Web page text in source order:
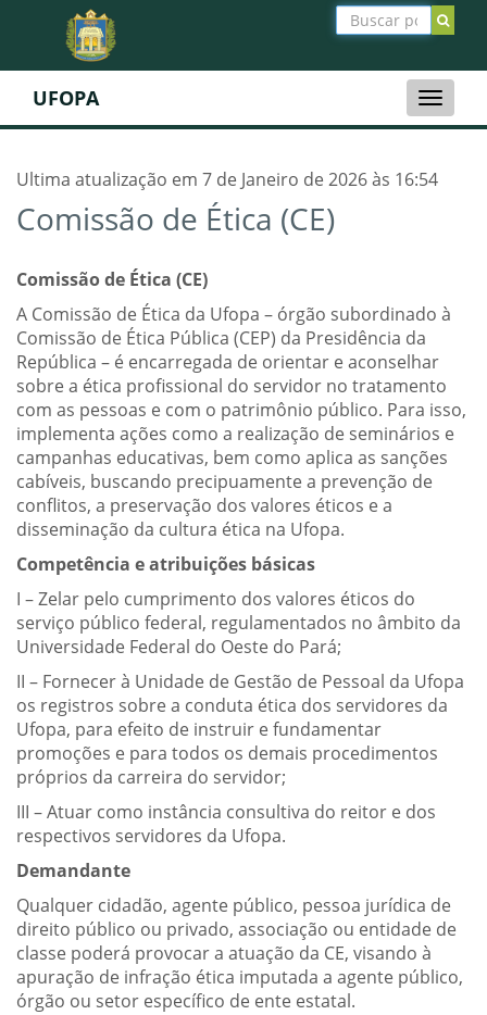
Toggle
UFOPA
Ultima atualização em 7 de Janeiro de 2026 às 16:54
Comissão de Ética (CE)
Comissão de Ética (CE)
A Comissão de Ética da Ufopa – órgão subordinado à
Comissão de Ética Pública (CEP) da Presidência da
República – é encarregada de orientar e aconselhar
sobre a ética profissional do servidor no tratamento
com as pessoas e com o patrimônio público. Para isso,
implementa ações como a realização de seminários e
campanhas educativas, bem como aplica as sanções
cabíveis, buscando precipuamente a prevenção de
conflitos, a preservação dos valores éticos e a
disseminação da cultura ética na Ufopa.
Competência e atribuições básicas
I – Zelar pelo cumprimento dos valores éticos do
serviço público federal, regulamentados no âmbito da
Universidade Federal do Oeste do Pará;
II – Fornecer à Unidade de Gestão de Pessoal da Ufopa
os registros sobre a conduta ética dos servidores da
Ufopa, para efeito de instruir e fundamentar
promoções e para todos os demais procedimentos
próprios da carreira do servidor;
III – Atuar como instância consultiva do reitor e dos
respectivos servidores da Ufopa.
Demandante
Qualquer cidadão, agente público, pessoa jurídica de
direito público ou privado, associação ou entidade de
classe poderá provocar a atuação da CE, visando à
apuração de infração ética imputada a agente público,
órgão ou setor específico de ente estatal.